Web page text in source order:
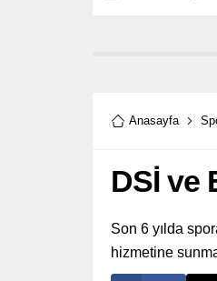
Anasayfa
DSİ ve
Son 6 yılda
hizmetine